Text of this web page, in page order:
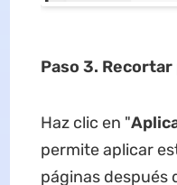
Paso 3. Recortar
Haz clic en "
permite aplicar
páginas después